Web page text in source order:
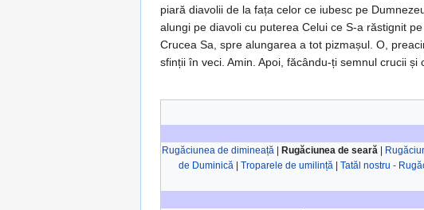
piară dia­volii de la fața celor ce iu­besc pe
alungi pe diavoli cu puterea Celui ce S-a răstignit
Crucea Sa, spre alungarea a tot piz­mașul. O,
sfinții în veci. Amin. Apoi, făcându-ți semnul crucii
Rugăciunea de dimineață
Rugăciunea de seară
de Duminică
Troparele de umilință Tatăl nostru -